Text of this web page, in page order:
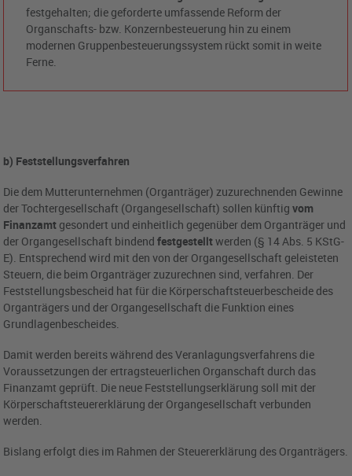
festgehalten; die geforderte umfassende Reform der
Organschafts- bzw. Konzernbesteuerung hin zu einem
modernen Gruppenbesteuerungssystem rückt somit in weite
Ferne.
b) Feststellungsverfahren
Die dem Mutterunternehmen (Organträger) zuzurechnenden Gewinne
der Tochtergesellschaft (Organgesellschaft) sollen künftigvom
Finanzamt gesondert und einheitlich gegenüber dem Organträger und
der Organgesellschaft bindendfestgestelltwerden (§ 14 Abs. 5 KStG-
E). Entsprechend wird mit den von der Organgesellschaft geleisteten
Steuern, die beim Organträger zuzurechnen sind, verfahren. Der
Feststellungsbescheid hat für die Körperschaftsteuerbescheide des
Organträgers und der Organgesellschaft die Funktion eines
Grundlagenbescheides.
Damit werden bereits während des Veranlagungsverfahrens die
Voraussetzungen der ertragsteuerlichen Organschaft durch das
Finanzamt geprüft. Die neue Feststellungserklärung soll mit der
Körperschaftsteuererklärung der Organgesellschaft verbunden
werden.
Bislang erfolgt dies im Rahmen der Steuererklärung des Organträgers.